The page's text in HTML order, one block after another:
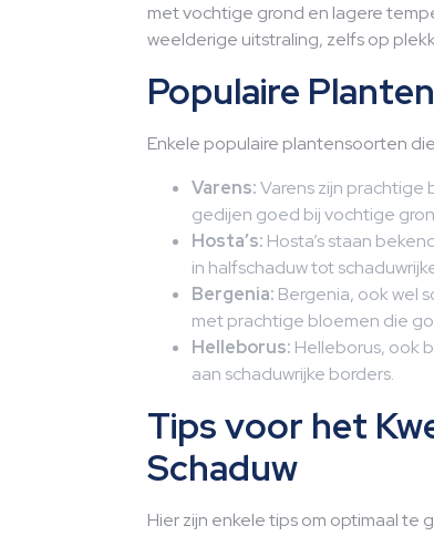
met vochtige grond en lagere
weelderige uitstraling, zelfs op
Populaire
Enkele populaire plantensoorten
Varens:Varens zijn prachtige
gedijen goed bij vochtige
Hosta’s: Hosta’s staan
in halfschaduw tot
Bergenia: Bergenia, ook wel
met prachtige bloemen die
Helleborus: Helleborus, ook
aan schaduwrijke borders.
Tips voor het
Schaduw
Hier zijn enkele tips om optimaal te